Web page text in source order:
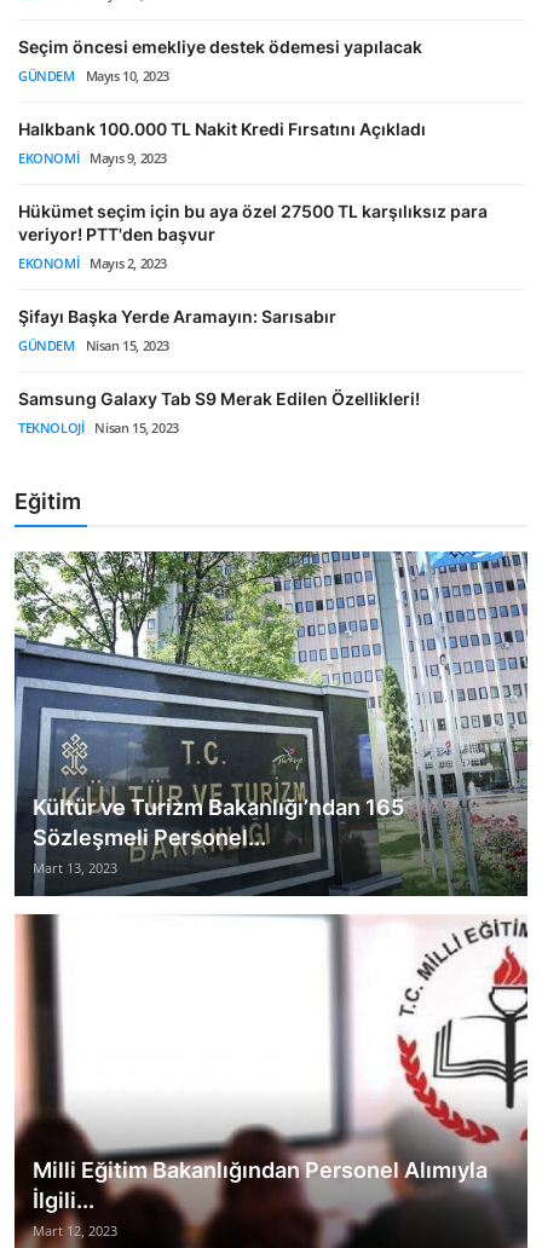
Seçim öncesi emekliye destek ödemesi yapılacak
GÜNDEM Mayıs 10, 2023
Halkbank 100.000 TL Nakit Kredi Fırsatını Açıkladı
EKONOMI Mayıs 9, 2023
Hükümet seçim için bu aya özel 27500 TL karşılıksız para
veriyor! PTT'den başvur
EKONOMI Mayıs 2, 2023
Şifayı Başka Yerde Aramayın: Sarısabır
GÜNDEM Nisan 15, 2023
Samsung Galaxy Tab S9 Merak Edilen Özellikleri!
TEKNOLOJI Nisan 15, 2023
Eğitim
Kültür ve Turizm Bakanlığı’ndan 165
Sözleşmeli Personel...
Mart 13, 2023
Milli Eğitim Bakanlığından Personel Alımıyla
İlgili...
Mart 12, 2023